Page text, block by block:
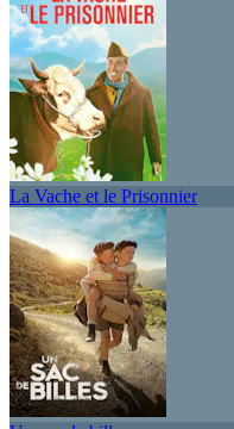
La Vache et le Prisonnier